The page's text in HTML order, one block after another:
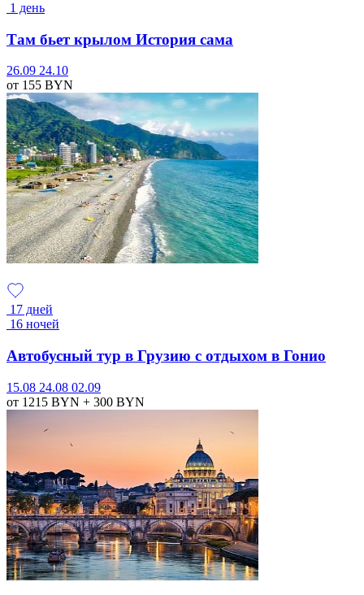
1 день
Там бьет крылом История сама
26.09 24.10
от 155 BYN
17 дней
16 ночей
Автобусный тур в Грузию с отдыхом в Гонио
15.08 24.08 02.09
от 1215 BYN + 300 BYN